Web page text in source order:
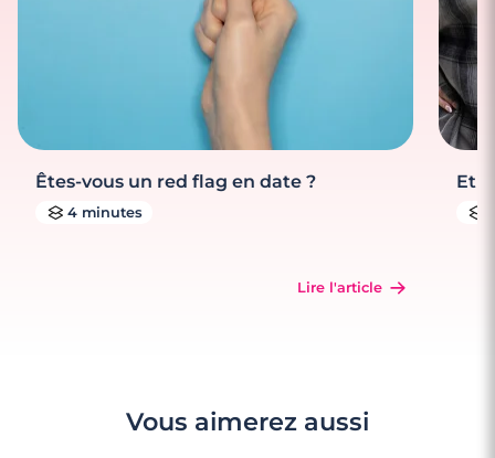
Êtes-vous un red flag en date ?
4 minutes
Lire l'article
Et
Vous aimerez aussi